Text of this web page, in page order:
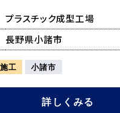
プラスチック成型工場
長野県小諸市
工 小諸市
詳しくみる